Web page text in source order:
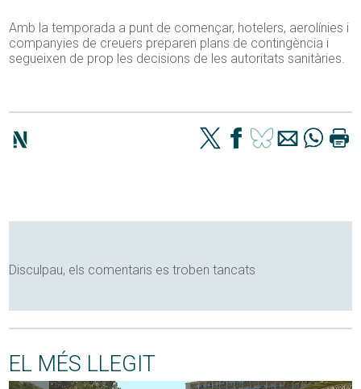
Amb la temporada a punt de començar, hotelers, aerolínies i
companyies de creuers preparen plans de contingència i
segueixen de prop les decisions de les autoritats sanitàries.
Disculpau, els comentaris es troben tancats
EL MÉS LLEGIT